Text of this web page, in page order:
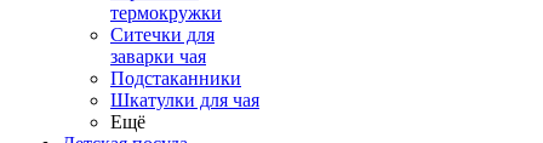
термокружки
Ситечки для
заварки чая
Подстаканники
Шкатулки для чая
Ещё